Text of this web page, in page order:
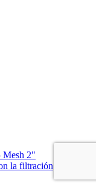
Mesh 2"
la filtración